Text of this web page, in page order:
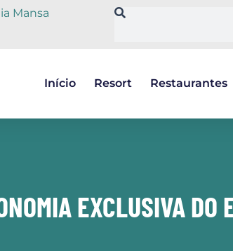
Mansa
Início Resort Restaurantes
EXCLUSIVA DO